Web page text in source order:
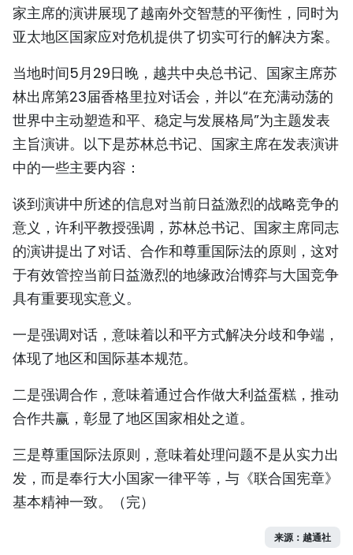
ESPAÑOL
家主席的演讲展现了越南外交智慧的平衡性，同时为
亚太地区国家应对危机提供了切实可行的解决方案。
当地时间5月29日晚，越共中央总书记、国家主席苏
林出席第23届香格里拉对话会，并以“在充满动荡的
世界中主动塑造和平、稳定与发展格局”为主题发表
主旨演讲。以下是苏林总书记、国家主席在发表演讲
中的一些主要内容：
谈到演讲中所述的信息对当前日益激烈的战略竞争的
意义，许利平教授强调，苏林总书记、国家主席同志
的演讲提出了对话、合作和尊重国际法的原则，这对
于有效管控当前日益激烈的地缘政治博弈与大国竞争
具有重要现实意义。
一是强调对话，意味着以和平方式解决分歧和争端，
体现了地区和国际基本规范。
二是强调合作，意味着通过合作做大利益蛋糕，推动
合作共赢，彰显了地区国家相处之道。
三是尊重国际法原则，意味着处理问题不是从实力出
发，而是奉行大小国家一律平等，与《联合国宪章》
基本精神一致。（完）
来源：越通社